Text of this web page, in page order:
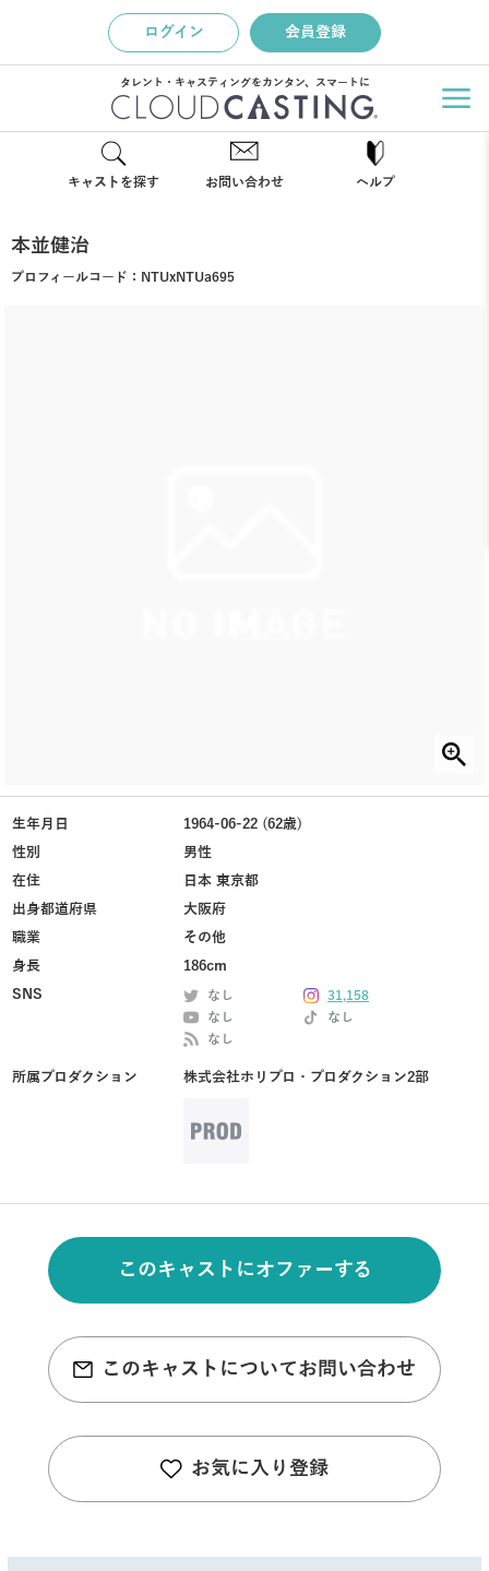
ログイン 会員登録
タレント・キャスティングをカンタン、スマートに
キャストを探す お問い合わせ ヘルプ
本並健治
プロフィールコード： NTUxNTUa695
生年月日
1964-06-22 (62歳)
性別
男性
在住
日本 東京都
出身都道府県
大阪府
職業
その他
身長
186cm
SNS
なし
31,158
なし
なし
なし
所属プロダクション 株式会社ホリプロ・プロダクション2部
このキャストにオファーする
このキャストについてお問い合わせ
お気に入り登録